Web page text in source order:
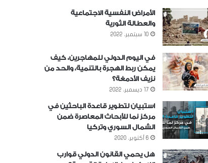
الأمراض النفسية الاجتماعية
والعطالة الثورية
10 سبتمبر، 2022
في اليوم الدولي للمهاجرين، كيف
يمكن ربط الهجرة بالتنمية، والحد من
نزيف الأدمغة؟
17 ديسمبر، 2022
استبيان لتطوير قاعدة الباحثين في
مركز نما للأبحاث المعاصرة ضمن
الشمال السوري وتركيا
6 أكتوبر، 2020
هل يحمي القانون الدولي قوارب